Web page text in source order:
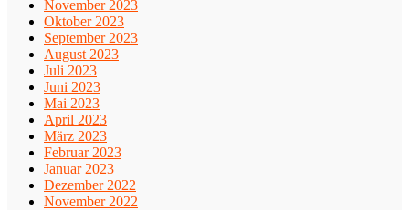
November 2023
Oktober 2023
September 2023
August 2023
Juli 2023
Juni 2023
Mai 2023
April 2023
März 2023
Februar 2023
Januar 2023
Dezember 2022
November 2022